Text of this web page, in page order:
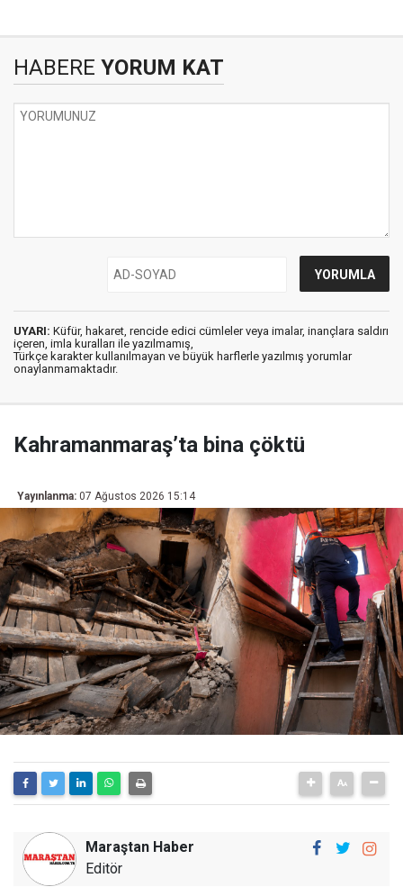
HABERE YORUM KAT
UYARI: Küfür, hakaret, rencide edici cümleler veya imalar, inançlara saldırı
içeren, imla kuralları ile yazılmamış,
Türkçe karakter kullanılmayan ve büyük harflerle yazılmış yorumlar
onaylanmamaktadır.
Kahramanmaraş’ta bina çöktü
Yayınlanma: 07 Ağustos 2026 15:14
Maraştan Haber
Editör